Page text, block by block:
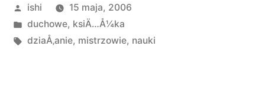
Earth”
Opublikowane
przez
ishi
15 maja, 2006
Opublikowano
w
duchowe, ksiÄ…Å¼ka
Tagi:
dziaÅ‚anie, mistrzowie, nauki